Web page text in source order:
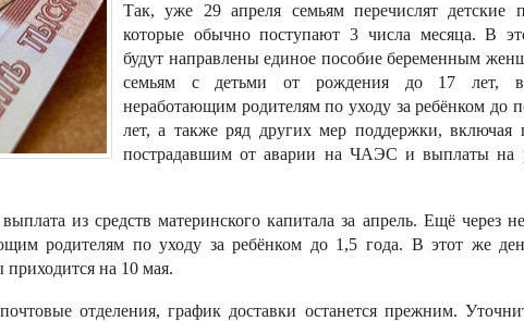
Так, уже 29 апреля семьям перечислят детские
которые обычно поступают 3 числа месяца. В
будут направлены единое пособие беременным
семьям с детьми от рождения до 17 лет,
неработающим родителям по уходу за ребёнком до
лет, а также ряд других мер поддержки, включая
пострадавшим от аварии на ЧАЭС и выплаты на
из средств материнского капитала за апрель. Ещё через
родителям по уходу за ребёнком до 1,5 года. В этот же
приходится на 10 мая.
отделения, график доставки останется прежним.